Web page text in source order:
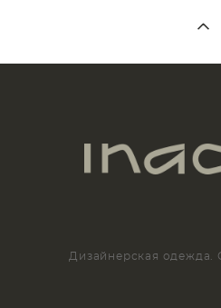
Дизайнерская одежда.